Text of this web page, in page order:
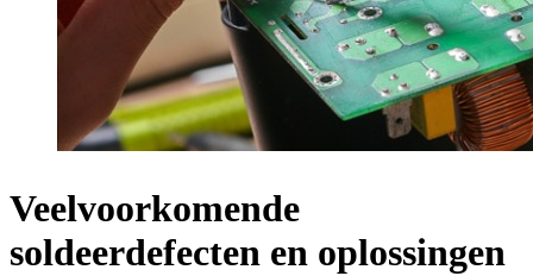
Veelvoorkomende
soldeerdefecten en oplossingen